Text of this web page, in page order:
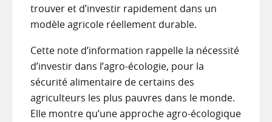
trouver et d’investir rapidement dans un
modèle agricole réellement durable.
Cette note d’information rappelle la nécessité
d’investir dans l’agro-écologie, pour la
sécurité alimentaire de certains des
agriculteurs les plus pauvres dans le monde.
Elle montre qu’une approche agro-écologique